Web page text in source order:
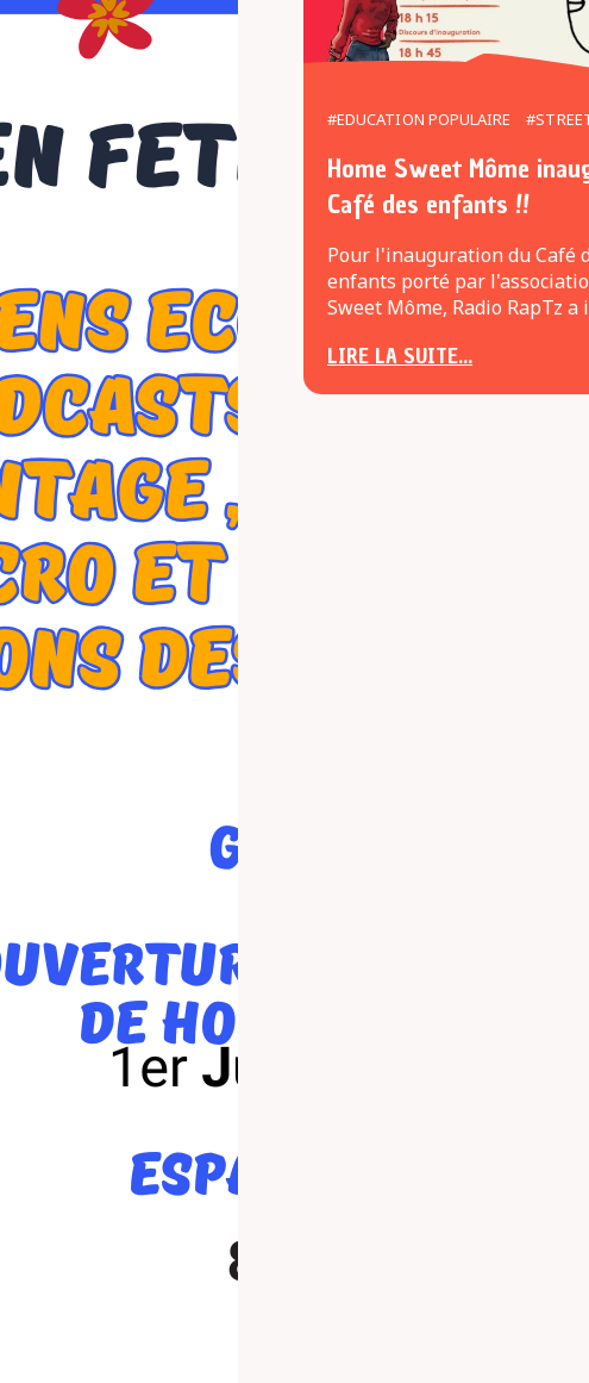
#EDUCATION POPULAIRE
Home Sweet Môme
Café des enfants !!
Pour l'inauguration du Café
enfants porté par
Sweet Môme, Radio RapTz a
LIRE LA SUITE...